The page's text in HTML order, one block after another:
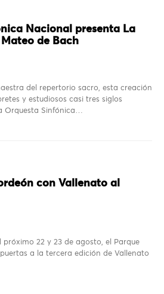
Nacional presenta La
Mateo de Bach
del repertorio sacro, esta creación
y estudiosos casi tres siglos
Orquesta Sinfónica…
con Vallenato al
próximo 22 y 23 de agosto, el Parque
a la tercera edición de Vallenato